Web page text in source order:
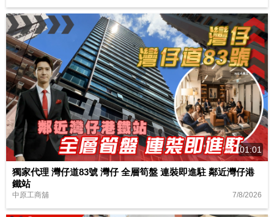
01:01
獨家代理 灣仔道83號 灣仔 全層筍盤 連裝即進駐 鄰近灣仔港
鐵站
中原工商舖 7/8/2026